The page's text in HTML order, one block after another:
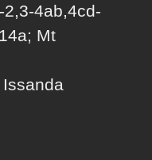
4ab,4cd-
Mt